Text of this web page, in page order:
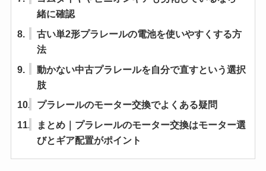
緒に確認
8.
古い単2形プラレールの電池を使いやすくする方
法
9.
動かない中古プラレールを自分で直すという選択
肢
10.
プラレールのモーター交換でよくある疑問
11.
まとめ｜プラレールのモーター交換はモーター選
びとギア配置がポイント